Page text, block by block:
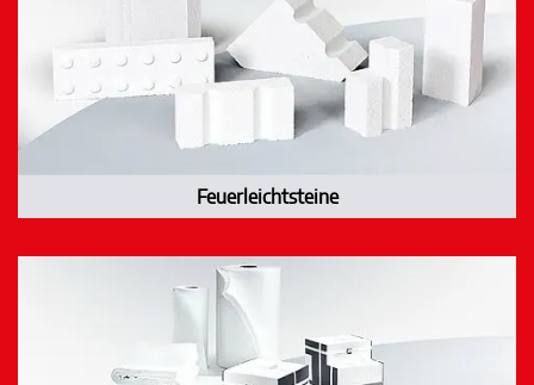
Feuerleichtsteine